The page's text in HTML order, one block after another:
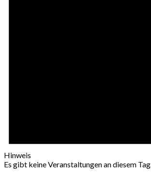
Hinweis
Es gibt keine Veranstaltungen an diesem Tag.